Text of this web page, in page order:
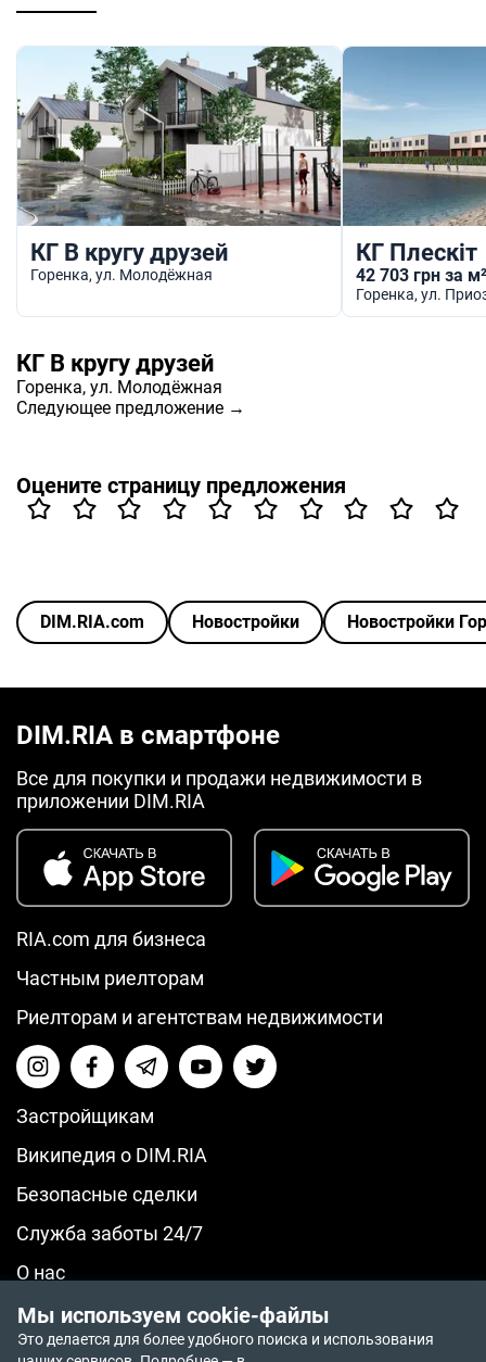
Мы используем cookie-файлы
Это делается для более удобного поиска и использования
КГ В кругу друзей
Горенка, ул. Молодёжная
КГ Плескіт
42 703 грн за м²
Горенка, ул.
КГ В кругу друзей
Горенка, ул. Молодёжная
Следующее предложение →
Оцените страницу предложения
DIM.RIA.com Новостройки Новостройки
DIM.RIA в смартфоне
Все для покупки и продажи недвижимости в
приложении DIM.RIA
RIA.com для бизнеса
Частным риелторам
Риелторам и агентствам недвижимости
Застройщикам
Википедия о DIM.RIA
Безопасные сделки
Служба заботы 24/7
О нас
© 2014-2026 RIA.com
Политика возврата средств
Политика приватности